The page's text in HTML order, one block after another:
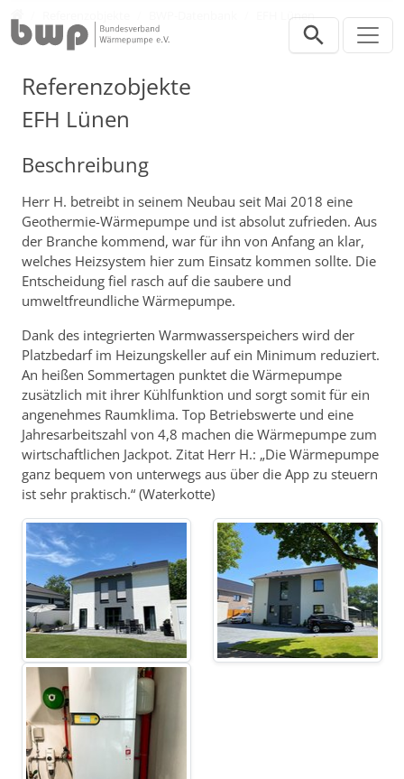
EFH Lünen
Referenzobjekte
EFH Lünen
Beschreibung
Herr H. betreibt in seinem Neubau seit Mai 2018 eine
Geothermie-Wärmepumpe und ist absolut zufrieden. Aus
der Branche kommend, war für ihn von Anfang an klar,
welches Heizsystem hier zum Einsatz kommen sollte. Die
Entscheidung fiel rasch auf die saubere und
umweltfreundliche Wärmepumpe.
Dank des integrierten Warmwasserspeichers wird der
Platzbedarf im Heizungskeller auf ein Minimum reduziert.
An heißen Sommertagen punktet die Wärmepumpe
zusätzlich mit ihrer Kühlfunktion und sorgt somit für ein
angenehmes Raumklima. Top Betriebswerte und eine
Jahresarbeitszahl von 4,8 machen die Wärmepumpe zum
wirtschaftlichen Jackpot. Zitat Herr H.: „Die Wärmepumpe
ganz bequem von unterwegs aus über die App zu steuern
ist sehr praktisch.“ (Waterkotte)